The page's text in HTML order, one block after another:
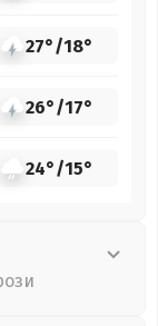
27°/18°
26°/17°
24°/15°